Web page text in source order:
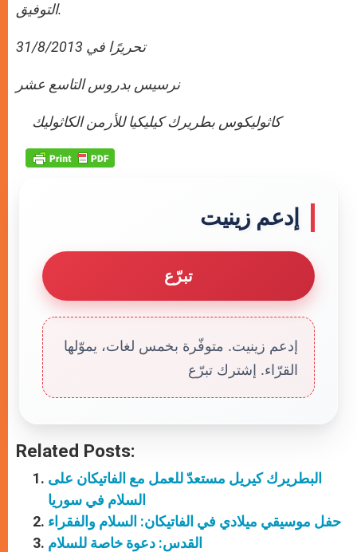
التوفيق.
تحريرًا في 31/8/2013
نرسيس بدروس التاسع عشر
كاثوليكوس بطريرك كيليكيا للأرمن الكاثوليك
إدعم زينيت
تبرّع
إدعم زينيت. متوفّرة بخمس لغات، يموّلها
القرّاء. إشترك تبرّع
Related Posts:
البطريرك كيريل مستعدّ للعمل مع الفاتيكان على
السلام في سوريا
حفل موسيقي ميلادي في الفاتيكان: السلام والفقراء
القدس: دعوة خاصة للسلام